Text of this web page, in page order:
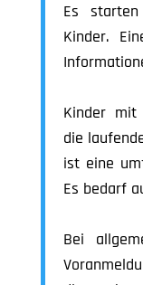
Es
Kinder.
Kinder mit
die
ist eine
Es bedarf
Bei